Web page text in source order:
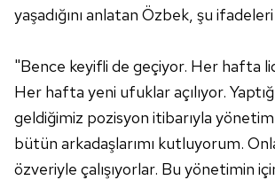
yaşadığını anlatan Özbek, şu
"Bence keyifli de geçiyor. Her hafta
Her hafta yeni ufuklar açılıyor.
geldiğimiz pozisyon itibarıyla
bütün arkadaşlarımı kutluyorum.
özveriyle çalışıyorlar. Bu yönetimin